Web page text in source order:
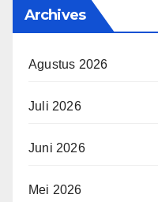
Archives
Agustus 2026
Juli 2026
Juni 2026
Mei 2026